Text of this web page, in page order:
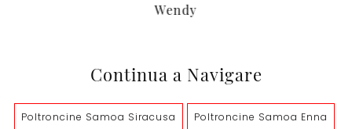
Wendy
Continua a Navigare
Poltroncine Samoa Siracusa Poltroncine Samoa Enna